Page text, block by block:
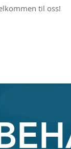
til oss!